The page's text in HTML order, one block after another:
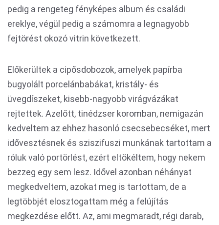
pedig a rengeteg fényképes album és családi
ereklye, végül pedig a számomra a legnagyobb
fejtörést okozó vitrin következett.
Előkerültek a cipősdobozok, amelyek papírba
bugyolált porcelánbabákat, kristály- és
üvegdíszeket, kisebb-nagyobb virágvázákat
rejtettek. Azelőtt, tinédzser koromban, nemigazán
kedveltem az ehhez hasonló csecsebecséket, mert
idővesztésnek és sziszifuszi munkának tartottam a
róluk való portörlést, ezért eltökéltem, hogy nekem
bezzeg egy sem lesz. Idővel azonban néhányat
megkedveltem, azokat meg is tartottam, de a
legtöbbjét elosztogattam még a felújítás
megkezdése előtt. Az, ami megmaradt, régi darab,